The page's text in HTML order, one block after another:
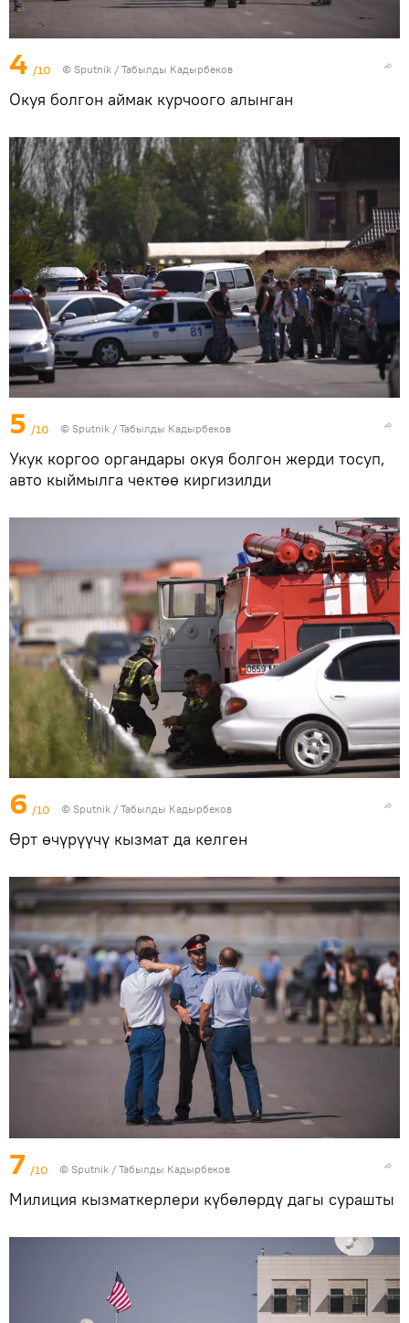
4 /10 © Sputnik / Табылды Кадырбеков
Окуя болгон аймак курчоого алынган
5 /10 © Sputnik / Табылды Кадырбеков
Укук коргоо органдары окуя болгон жерди тосуп,
авто кыймылга чектөө киргизилди
6 /10 © Sputnik / Табылды Кадырбеков
Өрт өчүрүүчү кызмат да келген
7 /10 © Sputnik / Табылды Кадырбеков
Милиция кызматкерлери күбөлөрдү дагы сурашты